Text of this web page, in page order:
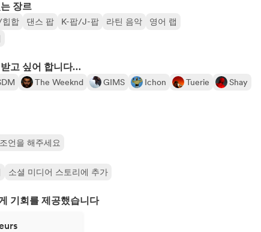
장르
힙합 댄스 팝 K-팝/J-팝 라틴 음악
영어 랩
고 싶어 합니다…
The Weeknd GIMS Ichon Tuerie
Shay
언을 해주세요
소셜 미디어 스토리에 추가
기회를 제공했습니다